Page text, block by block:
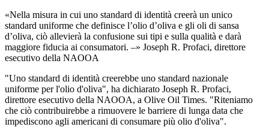
Nella misura in cui uno standard di identità creerà un unico
standard uniforme che definisce l’olio d’oliva e gli oli di sansa
d’oliva, ciò allevierà la confusione sui tipi e sulla qualità e darà
maggiore fiducia ai consumatori. –
Joseph R. Profaci, direttore
esecutivo della NAOOA
"Uno standard di identità creerebbe uno standard nazionale
uniforme per l'olio d'oliva", ha dichiarato Joseph R. Profaci,
direttore esecutivo della NAOOA, a Olive Oil Times. "Riteniamo
che ciò contribuirebbe a rimuovere le barriere di lunga data che
impediscono agli americani di consumare più olio d'oliva".